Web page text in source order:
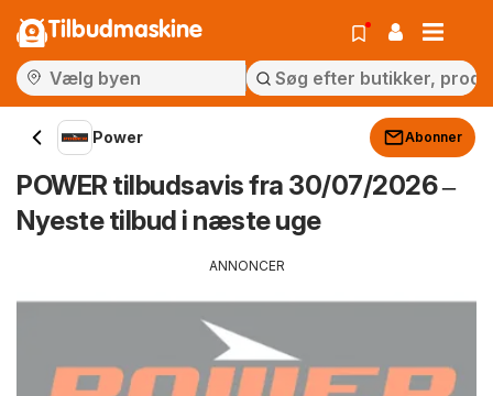
Tilbudmaskine
Power Abonner
POWER tilbudsavis fra 30/07/2026 ‒
Nyeste tilbud i næste uge
ANNONCER